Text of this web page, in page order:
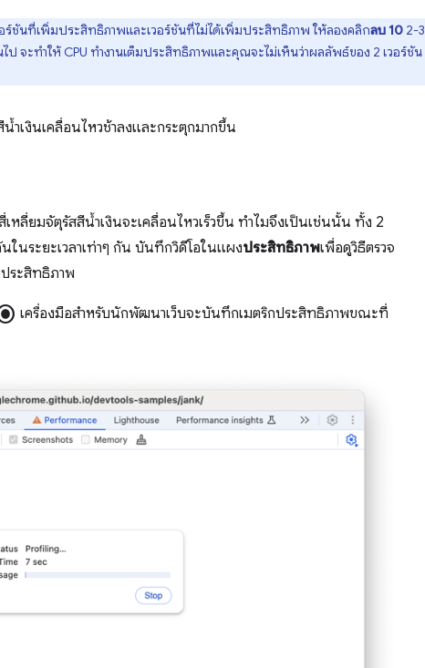
ร์ชันที่เพิ่มประสิทธิภาพและเวอร์ชันที่ไม่ได้เพิ่มประสิทธิภาพ ให้ลองคลิกลบ 10 2-3
จะทำให้ CPU ทำงานเต็มประสิทธิภาพและคุณจะไม่เห็นว่าผลลัพธ์ของ 2 เวอร์ชัน
ำเงินเคลื่อนไหวช้าลงและกระตุกมากขึ้น
หลี่ยมจัตุรัสสีน้ำเงินจะเคลื่อนไหวเร็วขึ้น ทำไมจึงเป็นเช่นนั้น ทั้ง 2
ในระยะเวลาเท่าๆ กัน บันทึกวิดีโอในแผงประสิทธิภาพเพื่อดูวิธีตรวจ
ระสิทธิภาพ
เครื่องมือสำหรับนักพัฒนาเว็บจะบันทึกเมตริกประสิทธิภาพขณะที่